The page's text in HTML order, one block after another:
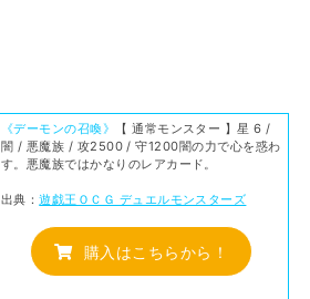
《デーモンの召喚》
【 通常モンスター 】星 6 /
闇 / 悪魔族 / 攻2500 / 守1200闇の力で心を惑わ
す。悪魔族ではかなりのレアカード。
出典：遊戯王ＯＣＧ デュエルモンスターズ
購入はこちらから！